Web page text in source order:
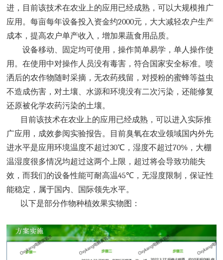
进，目前该技术在农业上的应用已经成熟，可以大规模推广
应用。每亩每年设备投入资金约2000元 ，大大减轻农户生产
成本，提高农户单产收入，增加果蔬食用品质。
设备移动、固定均可使用，操作简单易学，单人操作使
用。在使用中对操作人员没有毒害，符合国家安全标准。喷
洒后的农作物随时采摘，无农药残留，对授粉的蜜蜂等益虫
不造成伤害，对土壤、水源和环境没有二次污染，还能修复
还原被化学农药污染的土壤。
目前该技术在农业上的应用已经成熟，可以进入实际推
广应用 ，成效参阅实验报告。目前臭氧在农业领域国内外先
进水平是应用环境温度不超过30℃，湿度不超过70% ，大棚
温湿度很多情况均超过这两个上限 ，超过将会导致功能失
效，而我们的设备性能可耐高温45℃，无湿度限制，保证性
能稳定，属于国内、国际领先水平。
以下是部分作物种植效果实物图：